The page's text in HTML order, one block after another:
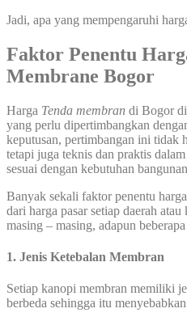
Jadi, apa yang mempengaruhi
Faktor Penentu
Membrane Bogor
Harga Tenda membran di Bogor
yang perlu dipertimbangkan
keputusan, pertimbangan ini tidak
tetapi juga teknis dan praktis
sesuai dengan kebutuhan
Banyak sekali faktor penentu
dari harga pasar setiap daerah
masing – masing, adapun
1. Jenis Ketebalan Membran
Setiap kanopi membran memiliki
berbeda sehingga itu